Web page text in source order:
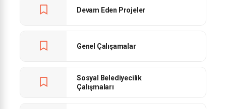
Devam Eden Projeler
Genel Çalışamalar
Sosyal Belediyecilik
Çalışmaları